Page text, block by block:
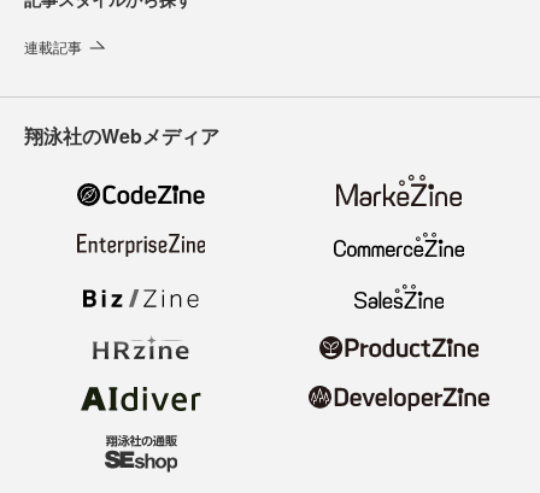
連載記事
翔泳社のWebメディア